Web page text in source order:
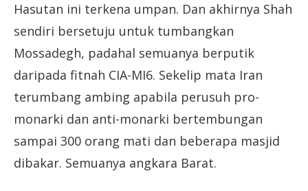
Hasutan ini terkena umpan. Dan akhirnya Shah
sendiri bersetuju untuk tumbangkan
Mossadegh, padahal semuanya berputik
daripada fitnah CIA-MI6. Sekelip mata Iran
terumbang ambing apabila perusuh pro-
monarki dan anti-monarki bertembungan
sampai 300 orang mati dan beberapa masjid
dibakar. Semuanya angkara Barat.